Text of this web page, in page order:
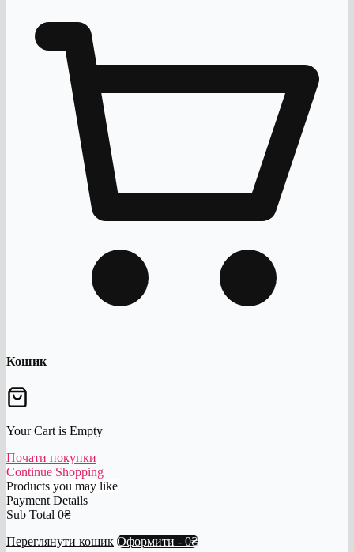
Кошик
Your Cart is Empty
Почати покупки
Continue Shopping
Products you may like
Payment Details
Sub Total 0₴
Переглянути кошик Оформити - 0₴